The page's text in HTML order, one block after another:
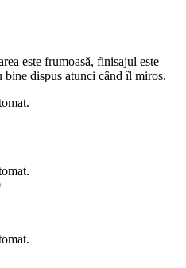
este frumoasă, finisajul este
bine dispus atunci când îl miros.